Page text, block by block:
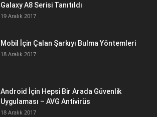
Galaxy A8 Serisi Tanıtıldı
19 Aralık 2017
Mobil İçin Çalan Şarkıyı Bulma Yöntemleri
18 Aralık 2017
Android İçin Hepsi Bir Arada Güvenlik
Uygulaması – AVG Antivirüs
18 Aralık 2017